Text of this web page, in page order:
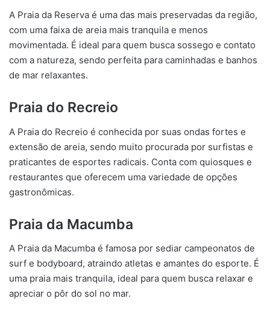
A Praia da Reserva é uma das mais preservadas da região,
com uma faixa de areia mais tranquila e menos
movimentada. É ideal para quem busca sossego e contato
com a natureza, sendo perfeita para caminhadas e banhos
de mar relaxantes.
Praia do Recreio
A Praia do Recreio é conhecida por suas ondas fortes e
extensão de areia, sendo muito procurada por surfistas e
praticantes de esportes radicais. Conta com quiosques e
restaurantes que oferecem uma variedade de opções
gastronômicas.
Praia da Macumba
A Praia da Macumba é famosa por sediar campeonatos de
surf e bodyboard, atraindo atletas e amantes do esporte. É
uma praia mais tranquila, ideal para quem busca relaxar e
apreciar o pôr do sol no mar.